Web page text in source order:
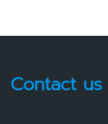
Contact us